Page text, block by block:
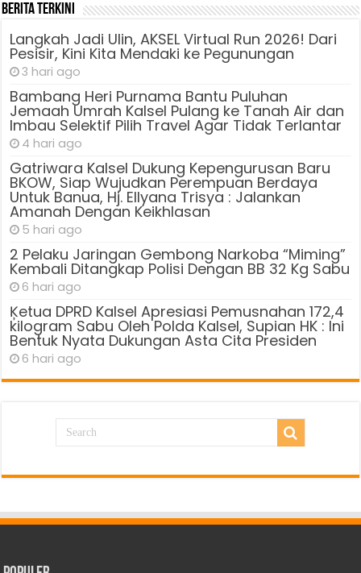
Berita Terkini
Langkah Jadi Ulin, AKSEL Virtual Run 2026! Dari
Pesisir, Kini Kita Mendaki ke Pegunungan
3 hari ago
Bambang Heri Purnama Bantu Puluhan
Jemaah Umrah Kalsel Pulang ke Tanah Air dan
Imbau Selektif Pilih Travel Agar Tidak Terlantar
4 hari ago
Gatriwara Kalsel Dukung Kepengurusan Baru
BKOW, Siap Wujudkan Perempuan Berdaya
Untuk Banua, Hj. Ellyana Trisya : Jalankan
Amanah Dengan Keikhlasan
5 hari ago
2 Pelaku Jaringan Gembong Narkoba “Miming”
Kembali Ditangkap Polisi Dengan BB 32 Kg Sabu
6 hari ago
Ķetua DPRD Kalsel Apresiasi Pemusnahan 172,4
kilogram Sabu Oleh Polda Kalsel, Supian HK : Ini
Bentuk Nyata Dukungan Asta Cita Presiden
6 hari ago